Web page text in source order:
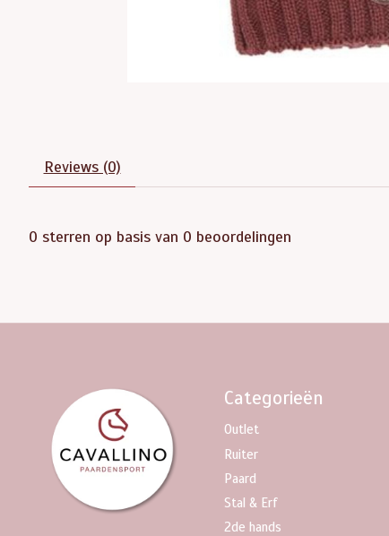
Reviews (0)
0 sterren op basis van 0 beoordelingen
Categorieën
Outlet
Ruiter
Paard
Stal & Erf
2de hands